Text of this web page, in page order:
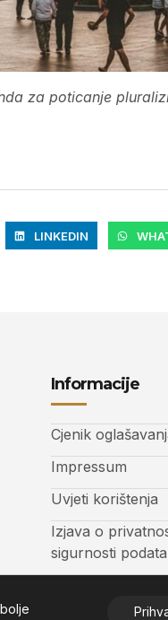
za poticanje
LINKEDIN
Informacije
Cjenik
Impressum
Uvjeti korištenja
Izjava o
sigurnosti